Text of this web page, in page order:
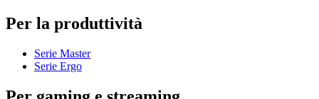
Per la produttività
Serie Master
Serie Ergo